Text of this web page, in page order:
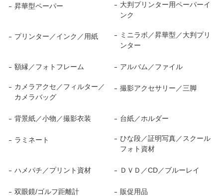
昇華型ペーパー
大判プリンター用ペーパーイ
ンク
プリンター／インク／用紙
ミニラボ／昇華型／大判プリ
ンター
額縁／フォトフレーム アルバム／ファイル
カメラアクセ／フィルター／
カメラバッグ
撮影アクセサリー／三脚
背景紙／小物／撮影衣装 台紙／ホルダー
ラミネート
ひな段／証明写真／スクール
フォト資材
ハメパチ／プリント資材 ＤＶＤ／CD／ブルーレイ
双眼鏡/ゴルフ距離計 販促用品